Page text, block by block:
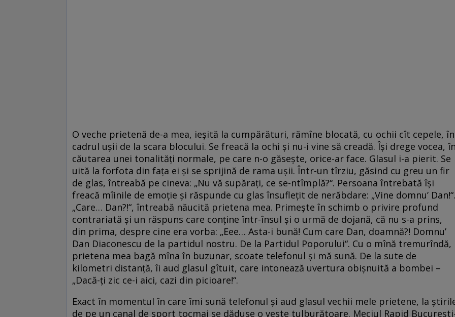
O veche prietenă de-a mea, ieşită la cumpărături, rămîne blocată, cu ochii cît cepele, în
cadrul uşii de la scara blocului. Se freacă la ochi şi nu-i vine să creadă. Îşi drege vocea,
căutarea unei tonalităţi normale, pe care n-o găseşte, orice-ar face. Glasul i-a pierit. Se
uită la forfota din faţa ei şi se sprijină de rama uşii. Într-un tîrziu, găsind cu greu un fir
de glas, întreabă pe cineva: „Nu vă supăraţi, ce se-ntîmplă?“. Persoana întrebată îşi
freacă mîinile de emoţie şi răspunde cu glas însufleţit de nerăbdare: „Vine domnu’ Dan!“.
„Care… Dan?!“, întreabă năucită prietena mea. Primeşte în schimb o privire profund
contrariată şi un răspuns care conţine într-însul şi o urmă de dojană, că nu s-a prins,
din prima, despre cine era vorba: „Eee… Asta-i bună! Cum care Dan, doamnă?! Domnu’
Dan Diaconescu de la partidul nostru. De la Partidul Poporului“. Cu o mînă tremurîndă,
prietena mea bagă mîna în buzunar, scoate telefonul şi mă sună. De la sute de
kilometri distanţă, îi aud glasul gîtuit, care intonează uvertura obişnuită a bombei –
„Dacă-ţi zic ce-i aici, cazi din picioare!“.
Exact în momentul în care îmi sună telefonul şi aud glasul vechii mele prietene, la
de pe un canal de sport tocmai se dăduse o veste tulburătoare. Meciul Rapid